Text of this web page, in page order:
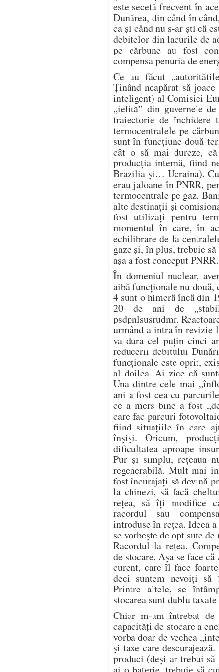
este secetă frecvent în
Dunărea, din când în
ca și când nu s-ar ști că
debitelor din lacurile de
pe cărbune au fost
compensa penuria de
Ce au făcut
Ținând neapărat să
inteligent) al Comisiei
„ielită” din guvernele
traiectorie de închidere
termocentralele pe
sunt în funcțiune două
cât o să mai dureze,
producția internă, fiind
Brazilia și… Ucraina).
erau jaloane în PNRR,
termocentrale pe gaz.
alte destinații și
fost utilizați pentru
momentul în care, în
echilibrare de la
gaze și, în plus, trebuie
așa a fost conceput
În domeniul nuclear,
aibă funcționale nu două,
4 sunt o himeră încă din
20 de ani de
psdpnlsusrudmr.
urmând a intra în revizie
va dura cel puțin cinci
reducerii debitului
funcționale este oprit,
al doilea. Ai zice că
Una dintre cele mai
ani a fost cea cu
ce a mers bine a fost
care fac parcuri
fiind situațiile în care
înșiși. Oricum,
dificultatea aproape
Pur și simplu, rețeaua
regenerabilă. Mult mai
fost încurajați să devină
la chinezi, să facă
rețea, să îți modifice
racordul sau
introduse în rețea. Ideea
se vorbește de opt sute
Racordul la rețea.
de stocare. Așa se face
curent, care îl face
deci suntem nevoiți să
Printre altele, se
stocarea sunt dublu
Chiar m-am întrebat
capacități de stocare a
vorba doar de vechea
și taxe care
produci (deși ar trebui
ai o baterie, trebuie să